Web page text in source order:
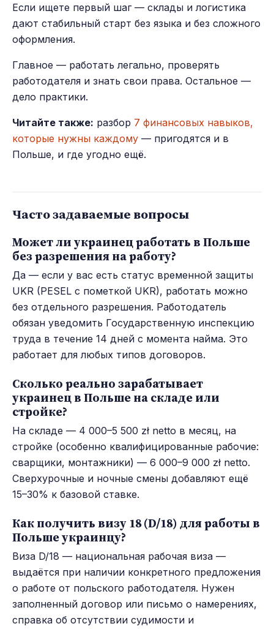
Если ищете первый шаг — склады и логистика
дают стабильный старт без языка и без сложного
оформления.
Главное — работать легально, проверять
работодателя и знать свои права. Остальное —
дело практики.
Читайте также: разбор 7 финансовых навыков,
которые нужны каждому — пригодятся и в
Польше, и где угодно ещё.
Часто задаваемые вопросы
Может ли украинец работать в Польше
без разрешения на работу?
Да — если у вас есть статус временной защиты
UKR (PESEL с пометкой UKR), работать можно
без отдельного разрешения. Работодатель
обязан уведомить Государственную инспекцию
труда в течение 14 дней с момента найма. Это
работает для любых типов договоров.
Сколько реально зарабатывает
украинец в Польше на складе или
стройке?
На складе — 4 000–5 500 zł netto в месяц, на
стройке (особенно квалифицированные рабочие:
сварщики, монтажники) — 6 000–9 000 zł netto.
Сверхурочные и ночные смены добавляют ещё
15–30% к базовой ставке.
Как получить визу 18 (D/18) для работы в
Польше украинцу?
Виза D/18 — национальная рабочая виза —
выдаётся при наличии конкретного предложения
о работе от польского работодателя. Нужен
заполненный договор или письмо о намерениях,
справка об отсутствии судимости и